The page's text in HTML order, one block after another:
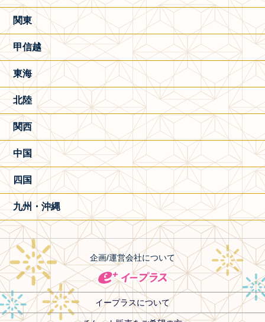
関東
甲信越
東海
北陸
関西
中国
四国
九州・沖縄
企画/運営会社について
イープラスについて